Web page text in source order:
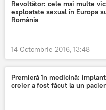
Revoltător: cele mai multe
exploatate sexual în Europa
România
14 Octombrie 2016, 13:48
Premieră în medicină:
creier a fost făcut la un